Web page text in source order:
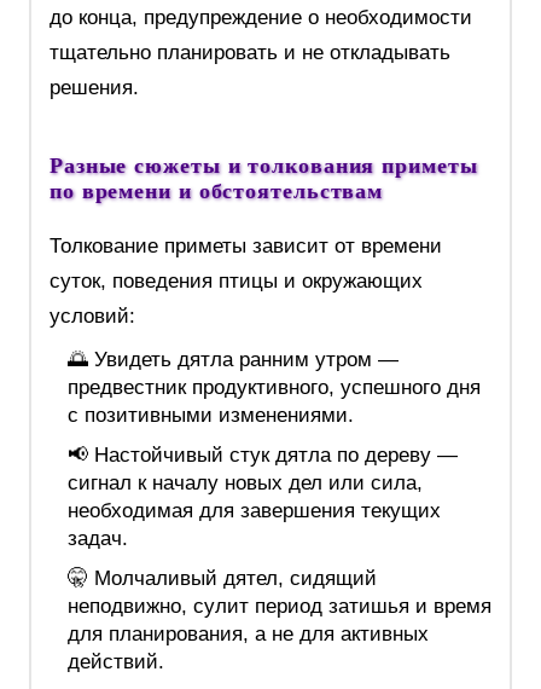
до конца, предупреждение о необходимости
тщательно планировать и не откладывать
решения.
Разные сюжеты и толкования приметы
по времени и обстоятельствам
Толкование приметы зависит от времени
суток, поведения птицы и окружающих
условий:
🌅 Увидеть дятла ранним утром —
предвестник продуктивного, успешного дня
с позитивными изменениями.
📢 Настойчивый стук дятла по дереву —
сигнал к началу новых дел или сила,
необходимая для завершения текущих
задач.
🤫 Молчаливый дятел, сидящий
неподвижно, сулит период затишья и время
для планирования, а не для активных
действий.